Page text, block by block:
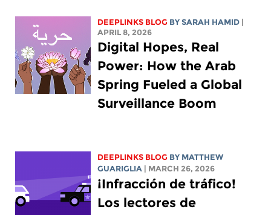
DEEPLINKS BLOG BYSARAH HAMID |
APRIL 8, 2026
Digital Hopes, Real
Power: How the Arab
Spring Fueled a Global
Surveillance Boom
DEEPLINKS BLOG BY MATTHEW
GUARIGLIA | MARCH 26, 2026
¡Infracción de tráfico!
Los lectores de